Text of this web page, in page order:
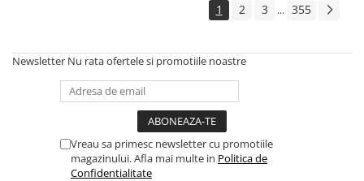
1 2 3 ... 355
Newsletter Nu rata ofertele si promotiile noastre
Vreau sa primesc newsletter cu promotiile
magazinului. Afla mai multe in Politica de
Confidentialitate